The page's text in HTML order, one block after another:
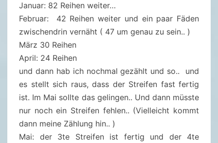
Januar: 82 Reihen weiter…
Februar: 42 Reihen weiter und ein paar Fäden
zwischendrin vernäht ( 47 um genau zu sein.. )
März 30 Reihen
April: 24 Reihen
und dann hab ich nochmal gezählt und so.. und
es stellt sich raus, dass der Streifen fast fertig
ist. Im Mai sollte das gelingen.. Und dann müsste
nur noch ein Streifen fehlen.. (Vielleicht kommt
dann meine Zählung hin.. )
Mai: der 3te Streifen ist fertig und der 4te